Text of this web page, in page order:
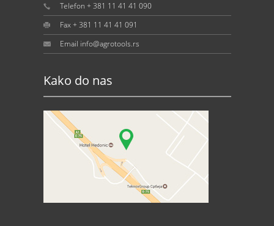
Telefon + 381 11 41 41 090
Fax + 381 11 41 41 091
Email info@agrotools.rs
Kako do nas